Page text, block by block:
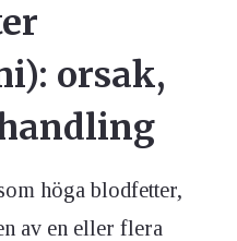
orsak,
höga blodfetter,
av en eller flera